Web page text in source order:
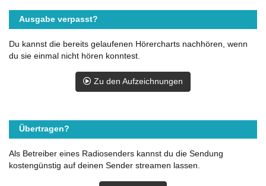
Ausgabe verpasst?
Du kannst die bereits gelaufenen Hörercharts nachhören, wenn
du sie einmal nicht hören konntest.
Zu den Aufzeichnungen
Übertragen?
Als Betreiber eines Radiosenders kannst du die Sendung
kostengünstig auf deinen Sender streamen lassen.